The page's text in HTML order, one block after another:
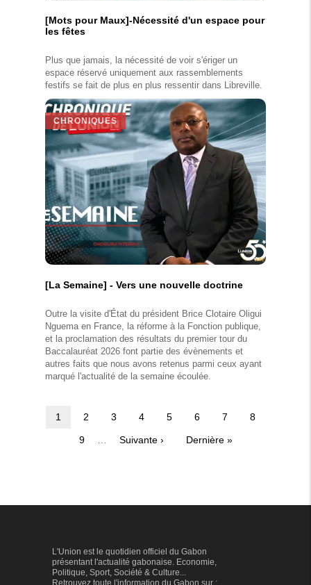
[Mots pour Maux]-Nécessité d'un espace pour
les fêtes
Plus que jamais, la nécessité de voir s'ériger un
espace réservé uniquement aux rassemblements
festifs se fait de plus en plus ressentir dans Libreville.
CHRONIQUES
[La Semaine] - Vers une nouvelle doctrine
Outre la visite d'État du président Brice Clotaire Oligui
Nguema en France, la réforme à la Fonction publique,
et la proclamation des résultats du premier tour du
Baccalauréat 2026 font partie des évènements et
autres faits que nous avons retenus parmi ceux ayant
marqué l'actualité de la semaine écoulée.
Pagination
Page
1 Page
2 Page
3 Page
4 Page
5 Page
6 Page
7 Page
8
Page
9
Page
Suivante ›
Dernière
Dernière »
L'Union est le quotidien officiel du Gabon
présentant l'actualité gabonaise. Economie,
Politique, Sport, Société & Culture...
Retrouvez toute l'information du Gabon sur :